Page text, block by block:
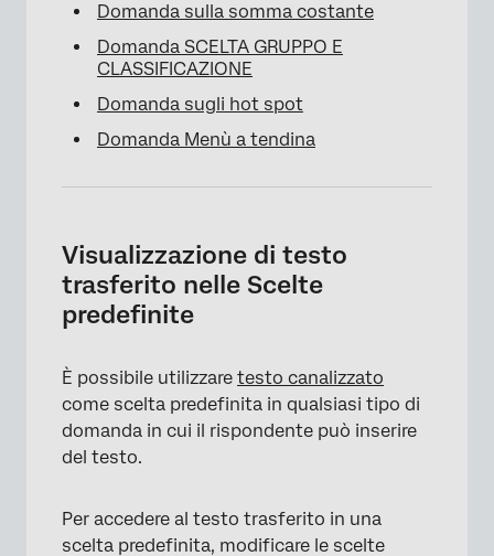
Domanda sulla somma costante
Domanda SCELTA GRUPPO E
CLASSIFICAZIONE
Domanda sugli hot spot
Domanda Menù a tendina
Visualizzazione di testo
trasferito nelle Scelte
predefinite
È possibile utilizzare testo canalizzato
come scelta predefinita in qualsiasi tipo di
domanda in cui il rispondente può inserire
del testo.
Per accedere al testo trasferito in una
scelta predefinita, modificare le scelte